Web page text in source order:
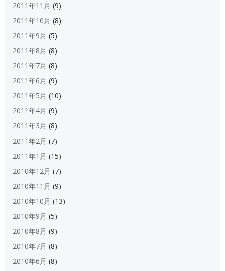
2011年11月 (9)
2011年10月 (8)
2011年9月 (5)
2011年8月 (8)
2011年7月 (8)
2011年6月 (9)
2011年5月 (10)
2011年4月 (9)
2011年3月 (8)
2011年2月 (7)
2011年1月 (15)
2010年12月 (7)
2010年11月 (9)
2010年10月 (13)
2010年9月 (5)
2010年8月 (9)
2010年7月 (8)
2010年6月 (8)